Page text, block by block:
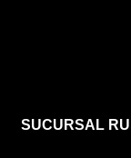
SUCURSAL